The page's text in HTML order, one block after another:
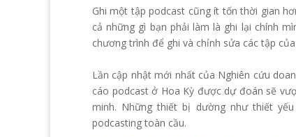
Ghi một tập podcast cũng ít tốn thời gian
cả những gì bạn phải làm là ghi lại chính
chương trình để ghi và chỉnh sửa các tập
Lần cập nhật mới nhất của Nghiên cứu
cáo podcast ở Hoa Kỳ được dự đoán sẽ
minh. Những thiết bị dường như thiết
podcasting toàn cầu.